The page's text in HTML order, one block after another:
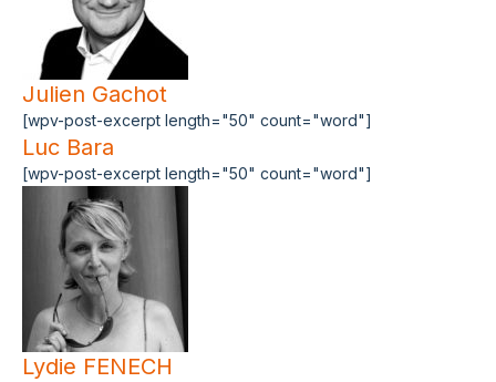
Julien Gachot
[wpv-post-excerpt length="50" count="word"]
Luc Bara
[wpv-post-excerpt length="50" count="word"]
Lydie FENECH